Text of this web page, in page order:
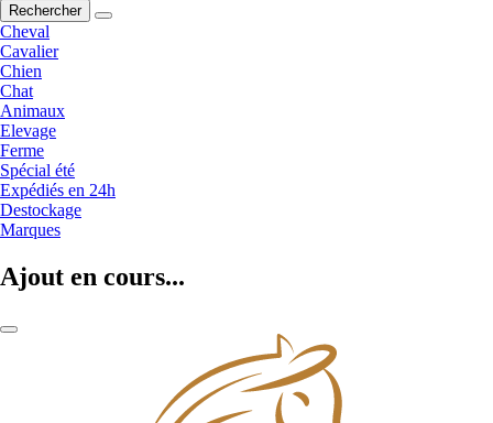
Rechercher
Cheval
Cavalier
Chien
Chat
Animaux
Elevage
Ferme
Spécial été
Expédiés en 24h
Destockage
Marques
Ajout en cours...